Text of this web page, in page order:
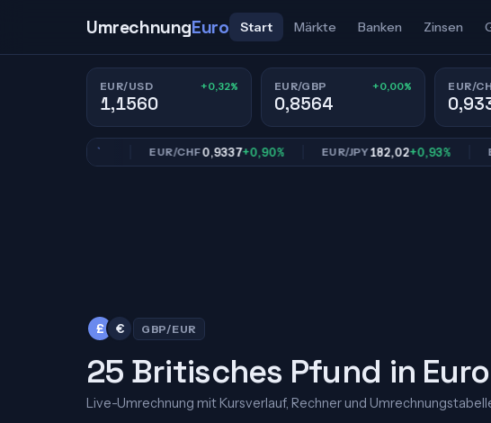
UmrechnungEuro Start Märkte Banken Zinsen
EUR/USD +0,32%
1,1560
EUR/GBP +0,00%
0,8564
EUR/
EUR/CHF0,9337+0,90% EUR/JPY182,02+0,93% EUR/
£ € GBP/EUR
25 Britisches Pfund in Euro
Live-Umrechnung mit Kursverlauf, Rechner und